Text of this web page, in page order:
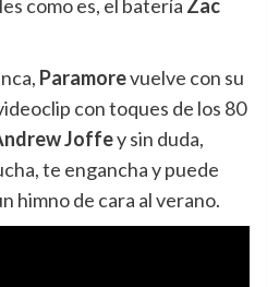
como es, el batería Zac
Paramorevuelve con su
con toques de los 80
Joffey sin duda,
te engancha y puede
himno de cara al verano.